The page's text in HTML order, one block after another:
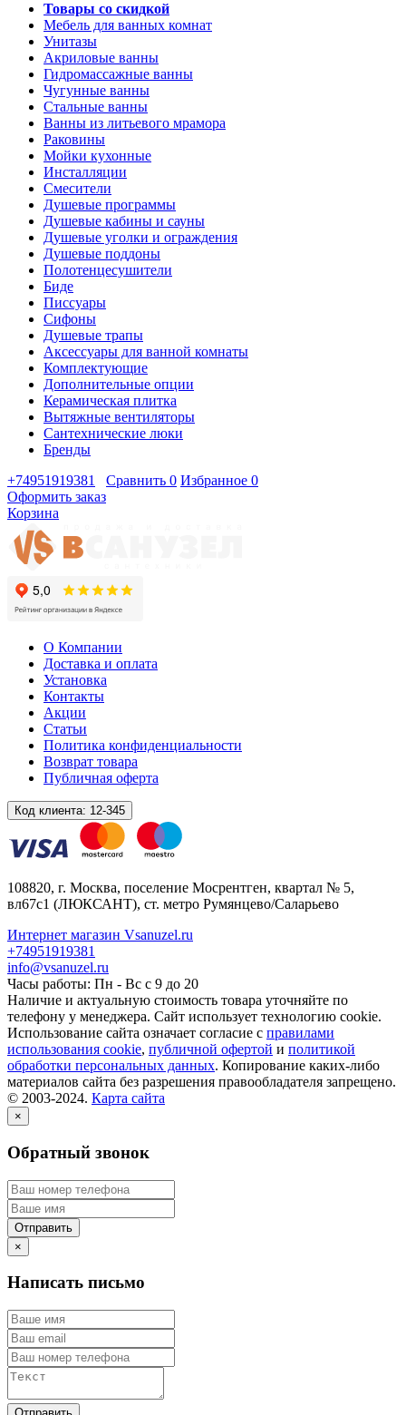
Товары со скидкой
Мебель для ванных комнат
Унитазы
Акриловые ванны
Гидромассажные ванны
Чугунные ванны
Стальные ванны
Ванны из литьевого мрамора
Раковины
Мойки кухонные
Инсталляции
Смесители
Душевые программы
Душевые кабины и сауны
Душевые уголки и ограждения
Душевые поддоны
Полотенцесушители
Биде
Писсуары
Сифоны
Душевые трапы
Аксессуары для ванной комнаты
Комплектующие
Дополнительные опции
Керамическая плитка
Вытяжные вентиляторы
Сантехнические люки
Бренды
+74951919381
Сравнить 0 Избранное 0
Оформить заказ
Корзина
О Компании
Доставка и оплата
Установка
Контакты
Акции
Статьи
Политика конфиденциальности
Возврат товара
Публичная оферта
Код клиента: 12-345
108820, г. Москва, поселение Мосрентген, квартал № 5,
вл67с1 (ЛЮКСАНТ), ст. метро Румянцево/Саларьево
Интернет магазин Vsanuzel.ru
+74951919381
info@vsanuzel.ru
Часы работы: Пн - Вс с 9 до 20
Наличие и актуальную стоимость товара уточняйте по
телефону у менеджера. Сайт использует технологию cookie.
Использование сайта означает согласие с правилами
использования cookie, публичной офертой и политикой
обработки персональных данных. Копирование каких-либо
материалов сайта без разрешения правообладателя запрещено.
© 2003-2024. Карта сайта
×
Обратный звонок
×
Написать письмо